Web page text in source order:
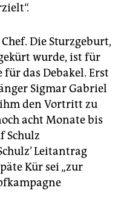
Die Sturzgeburt,
wurde, ist für
für das Debakel. Erst
Sigmar Gabriel
den Vortritt zu
acht Monate bis
Schulz
Leitantrag
Kür sei „zur